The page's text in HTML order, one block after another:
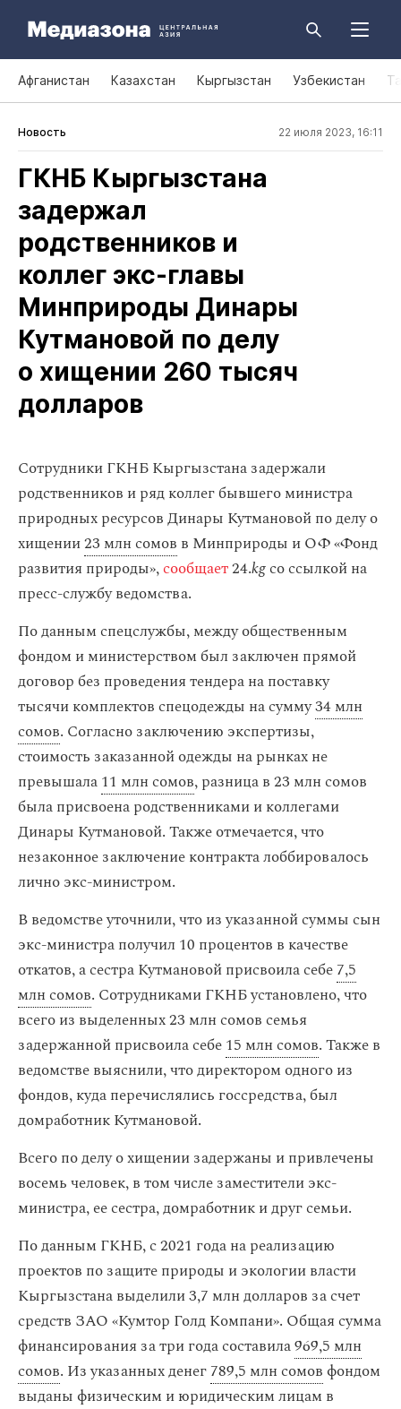
Афганистан Казахстан Кыргызстан Узбекистан
Новость 22 июля 2023, 16:11
ГКНБ Кыргызстана
задержал
родственников и
коллег экс‑главы
Минприроды Динары
Кутмановой по делу
о хищении 260 тысяч
долларов
Сотрудники ГКНБ Кыргызстана задержали
родственников и ряд коллег бывшего министра
природных ресурсов Динары Кутмановой по делу о
хищении23 млн сомов в Минприроды и ОФ «Фонд
развития природы»,сообщает24.kgсо ссылкой на
пресс-службу ведомства.
По данным спецслужбы, между общественным
фондом и министерством был заключен прямой
договор без проведения тендера на поставку
тысячи комплектов спецодежды на сумму34 млн
сомов. Согласно заключению экспертизы,
стоимость заказанной одежды на рынках не
превышала11 млн сомов, разница в 23 млн сомов
была присвоена родственниками и коллегами
Динары Кутмановой. Также отмечается, что
незаконное заключение контракта лоббировалось
лично экс-министром.
В ведомстве уточнили, что из указанной суммы сын
экс-министра получил 10 процентов в качестве
откатов, а сестра Кутмановой присвоила себе7,5
млн сомов. Сотрудниками ГКНБ установлено, что
всего из выделенных 23 млн сомов семья
задержанной присвоила себе15 млн сомов. Также в
ведомстве выяснили, что директором одного из
фондов, куда перечислялись госсредства, был
домработник Кутмановой.
Всего по делу о хищении задержаны и привлечены
восемь человек, в том числе заместители экс-
министра, ее сестра, домработник и друг семьи.
По данным ГКНБ, с 2021 года на реализацию
проектов по защите природы и экологии власти
Кыргызстана выделили 3,7 млн долларов за счет
средств ЗАО «Кумтор Голд Компани». Общая сумма
финансирования за три года составила969,5 млн
сомов. Из указанных денег789,5 млн сомов фондом
выданы физическим и юридическим лицам в